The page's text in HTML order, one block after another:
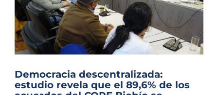
Democracia descentralizada:
estudio revela que el 89,6% de los